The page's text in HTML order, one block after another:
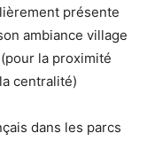
présente
ambiance village
(pour la proximité
centralité)
dans les parcs